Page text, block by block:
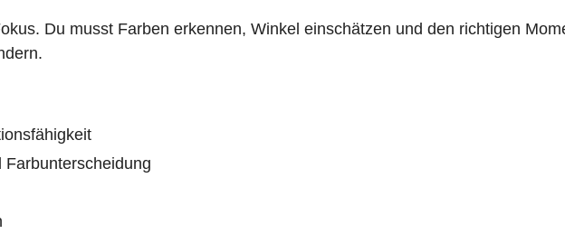
Du musst Farben erkennen, Winkel einschätzen und den richtigen